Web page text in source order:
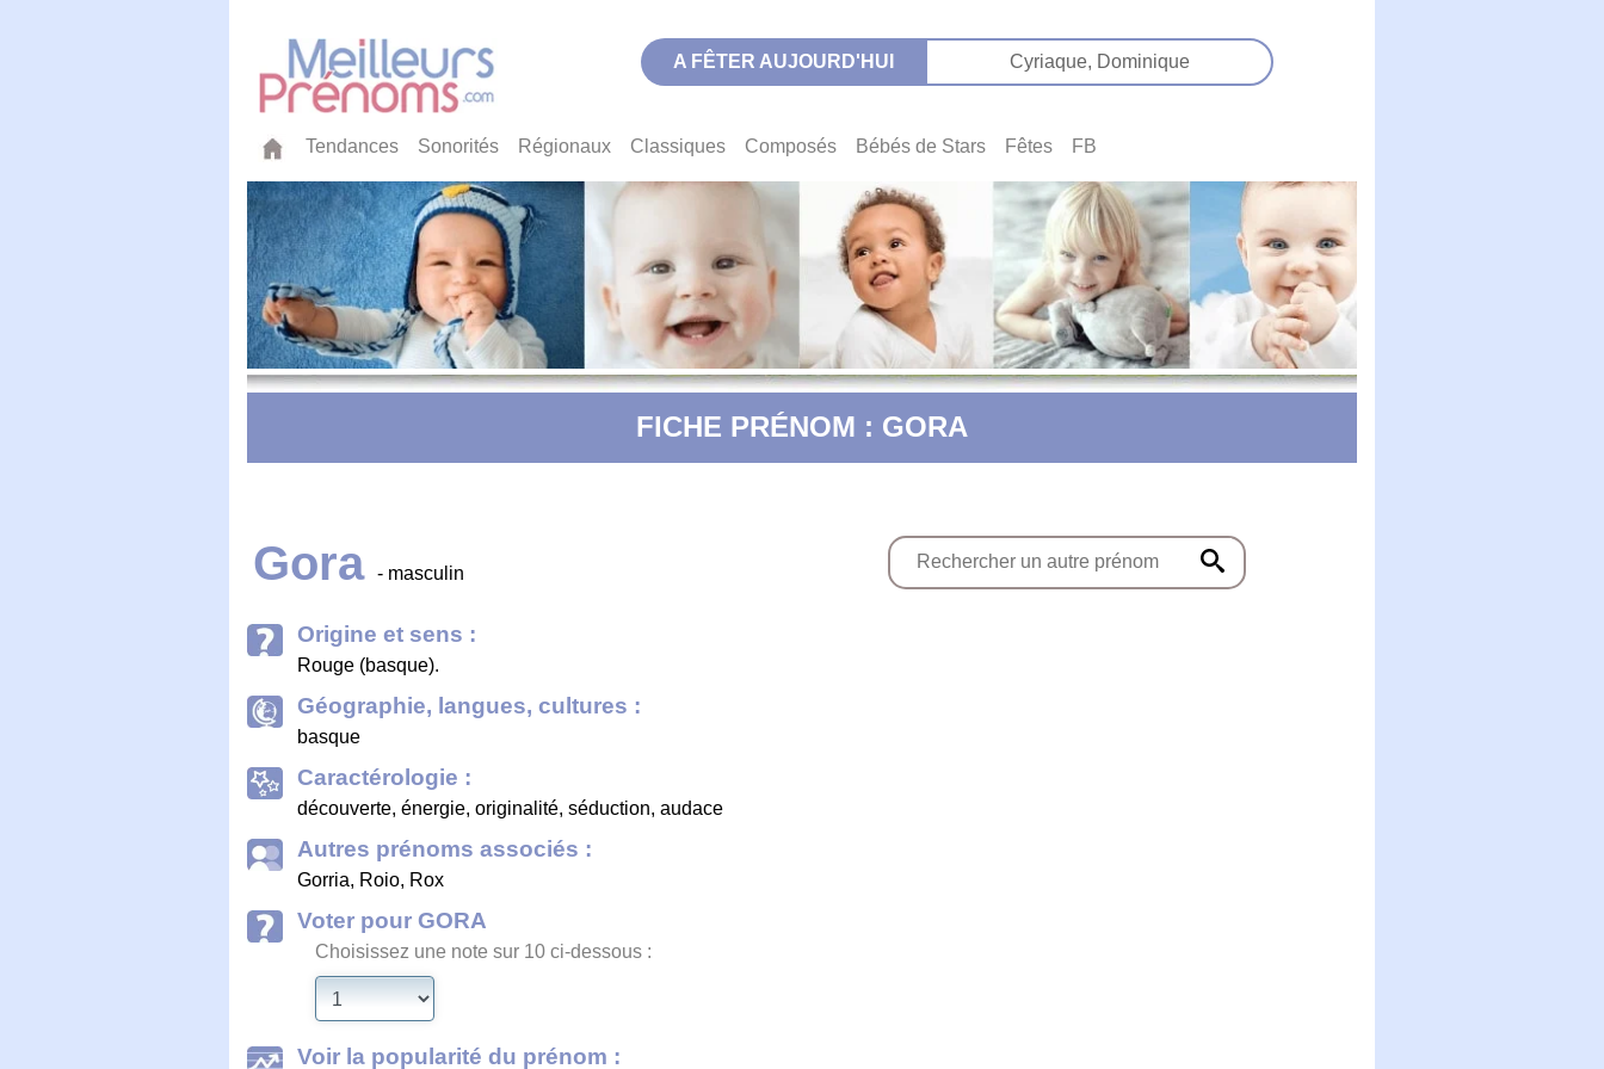
A FÊTER AUJOURD'HUI Cyriaque, Dominique
Tendances Sonorités Régionaux Classiques Composés Bébés de Stars Fêtes FB
FICHE PRÉNOM : GORA
Gora - masculin
Origine et sens :
Rouge (basque).
Géographie, langues, cultures :
basque
Caractérologie :
découverte, énergie, originalité, séduction, audace
Autres prénoms associés :
Gorria, Roio, Rox
Voter pour GORA
Choisissez une note sur 10 ci-dessous :
Voir la popularité du prénom :